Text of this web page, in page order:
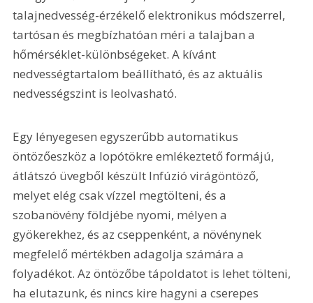
talajnedvesség-érzékelő elektronikus módszerrel,
tartósan és megbízhatóan méri a talajban a
hőmérséklet-különbségeket. A kívánt
nedvességtartalom beállítható, és az aktuális
nedvességszint is leolvasható.
Egy lényegesen egyszerűbb automatikus
öntözőeszköz a lopótökre emlékeztető formájú,
átlátszó üvegből készült Infúzió virágöntöző,
melyet elég csak vízzel megtölteni, és a
szobanövény földjébe nyomi, mélyen a
gyökerekhez, és az cseppenként, a növénynek
megfelelő mértékben adagolja számára a
folyadékot. Az öntözőbe tápoldatot is lehet tölteni,
ha elutazunk, és nincs kire hagyni a cserepes